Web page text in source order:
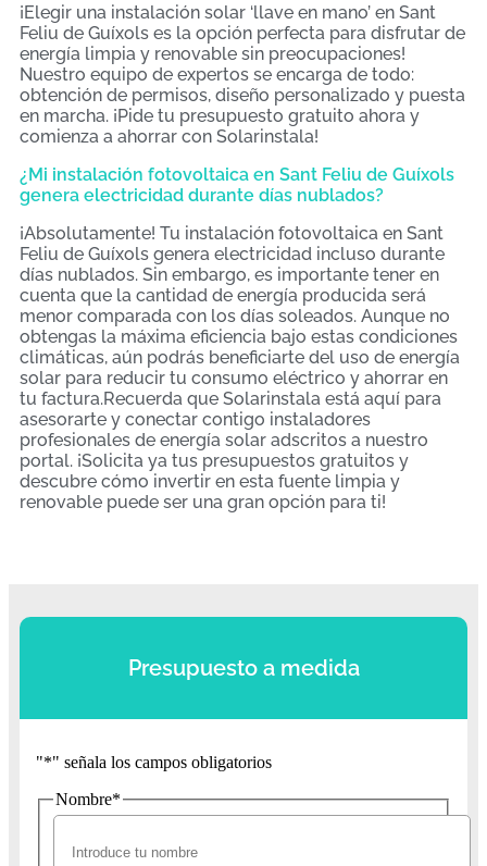
¡Elegir una instalación solar ‘llave en mano’ en Sant
Feliu de Guíxols es la opción perfecta para disfrutar de
energía limpia y renovable sin preocupaciones!
Nuestro equipo de expertos se encarga de todo:
obtención de permisos, diseño personalizado y puesta
en marcha. ¡Pide tu presupuesto gratuito ahora y
comienza a ahorrar con Solarinstala!
¿Mi instalación fotovoltaica en Sant Feliu de Guíxols
genera electricidad durante días nublados?
¡Absolutamente! Tu instalación fotovoltaica en Sant
Feliu de Guíxols genera electricidad incluso durante
días nublados. Sin embargo, es importante tener en
cuenta que la cantidad de energía producida será
menor comparada con los días soleados. Aunque no
obtengas la máxima eficiencia bajo estas condiciones
climáticas, aún podrás beneficiarte del uso de energía
solar para reducir tu consumo eléctrico y ahorrar en
tu factura.Recuerda que Solarinstala está aquí para
asesorarte y conectar contigo instaladores
profesionales de energía solar adscritos a nuestro
portal. ¡Solicita ya tus presupuestos gratuitos y
descubre cómo invertir en esta fuente limpia y
renovable puede ser una gran opción para ti!
Presupuesto a medida
"*" señala los campos obligatorios
Nombre*